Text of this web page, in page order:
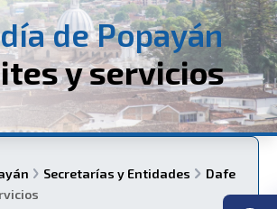
de Popayán
y servicios
Secretarías y Entidades
Dafe